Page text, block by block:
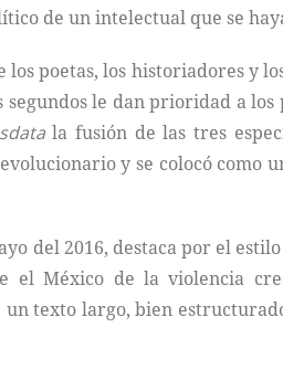
de un intelectual que se
poetas, los historiadores y
le dan prioridad a los
la fusión de las tres
y se colocó como
del 2016, destaca por el
México de la violencia
texto largo, bien